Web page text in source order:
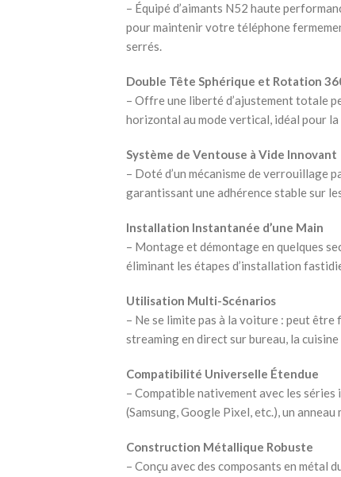
– Équipé d’aimants N52 haute
pour maintenir votre téléphone
serrés.
Double Tête Sphérique et Rotation
– Offre une liberté d’ajustement totale
horizontal au mode vertical, idéal pour
Système de Ventouse à Vide Innovant
– Doté d’un mécanisme de verrouillage
garantissant une adhérence stable sur
Installation Instantanée d’une Main
– Montage et démontage en quelques
éliminant les étapes d’installation
Utilisation Multi-Scénarios
– Ne se limite pas à la voiture : peut
streaming en direct sur bureau, la
Compatibilité Universelle Étendue
– Compatible nativement avec les
(Samsung, Google Pixel, etc.), un
Construction Métallique Robuste
– Conçu avec des composants en métal